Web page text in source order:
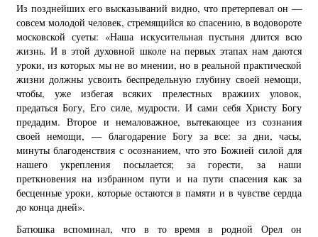
Из позднейших его высказываний видно, что претерпевал он —
совсем молодой человек, стремящийся ко спасению, в водовороте
московской суеты: «Наша искусительная пустыня длится всю
жизнь. И в этой духовной школе на первых этапах нам даются
уроки, из которых мы не во мнении, но в реальной практической
жизни должны усвоить беcпредельную глубину своей немощи,
чтобы, уже избегая всяких прелестных вражиих уловок,
предаться Богу, Его силе, мудрости. И сами себя Христу Богу
предадим. Второе и немаловажное, вытекающее из сознания
своей немощи, — благодарение Богу за все: за дни, часы,
минуты благоденствия с осознанием, что это Божией силой для
нашего укрепления посылается; за горести, за наши
преткновения на избранном пути и на пути спасения как за
бесценные уроки, которые остаются в памяти и в чувстве сердца
до конца дней».
Батюшка вспоминал, что в то время в родной Орел он